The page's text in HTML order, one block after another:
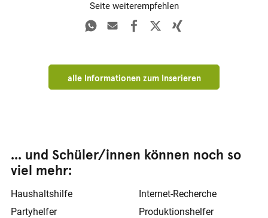
Seite weiterempfehlen
alle Informationen zum Inserieren
... und Schüler/innen können noch so
viel mehr:
Haushaltshilfe
Partyhelfer
Internet-Recherche
Produktionshelfer